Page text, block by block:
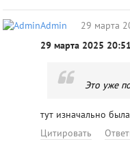
Admin
29 марта
29 марта 2025
Это уже
тут изначально
Цитировать